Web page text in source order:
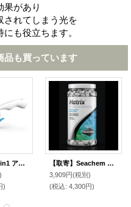
果があり
されてしまう光を
も役立ちます。
品も買っています
Seachem 3in1 アルジースクレーパー15cm
)
【取寄】Seachem マトリックス 1000ｍｌ
3,909円(税別)
(税込: 4,300円)